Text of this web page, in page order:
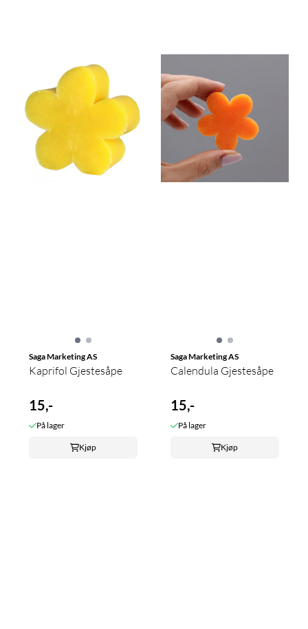
Saga Marketing AS
Kaprifol Gjestesåpe
15,-
På lager
Kjøp
Saga Marketing AS
Calendula Gjestesåpe
15,-
På lager
Kjøp